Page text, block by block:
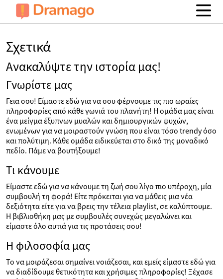
Σχετικά
Ανακαλύψτε την ιστορία μας!
Γνωρίστε μας
Γεια σου! Είμαστε εδώ για να σου φέρνουμε τις πιο ωραίες
πληροφορίες από κάθε γωνιά του πλανήτη! Η ομάδα μας είναι
ένα μείγμα έξυπνων μυαλών και δημιουργικών ψυχών,
ενωμένων για να μοιραστούν γνώση που είναι τόσο trendy όσο
και πολύτιμη. Κάθε ομάδα ειδικεύεται στο δικό της μοναδικό
πεδίο. Πάμε να βουτήξουμε!
Τι κάνουμε
Είμαστε εδώ για να κάνουμε τη ζωή σου λίγο πιο υπέροχη, μία
συμβουλή τη φορά! Είτε πρόκειται για να μάθεις μια νέα
δεξιότητα είτε για να βρεις την τέλεια playlist, σε καλύπτουμε.
Η βιβλιοθήκη μας με συμβουλές συνεχώς μεγαλώνει και
είμαστε όλο αυτιά για τις προτάσεις σου!
Η φιλοσοφία μας
Το να μοιράζεσαι σημαίνει νοιάζεσαι, και εμείς είμαστε εδώ για
να διαδίδουμε θετικότητα και χρήσιμες πληροφορίες! Ξέχασε